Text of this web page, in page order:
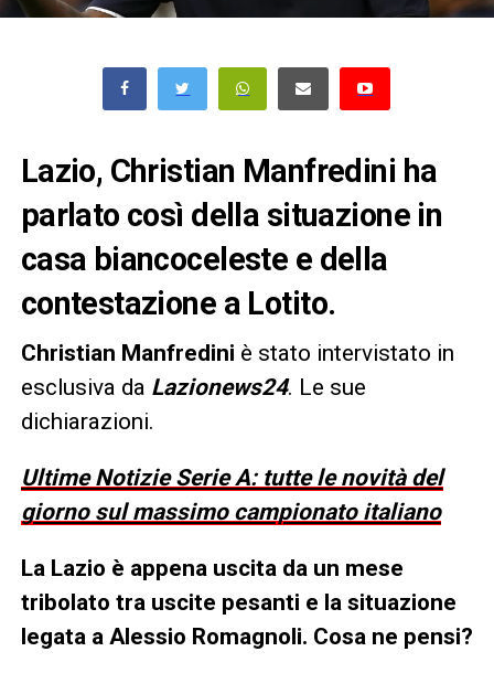
Lazio, Christian Manfredini ha
parlato così della situazione in
casa biancoceleste e della
contestazione a Lotito.
Christian Manfredini è stato intervistato in
esclusiva da Lazionews24. Le sue
dichiarazioni.
Ultime Notizie Serie A: tutte le novità del
giorno sul massimo campionato italiano
La Lazio è appena uscita da un mese
tribolato tra uscite pesanti e la situazione
legata a Alessio Romagnoli. Cosa ne pensi?